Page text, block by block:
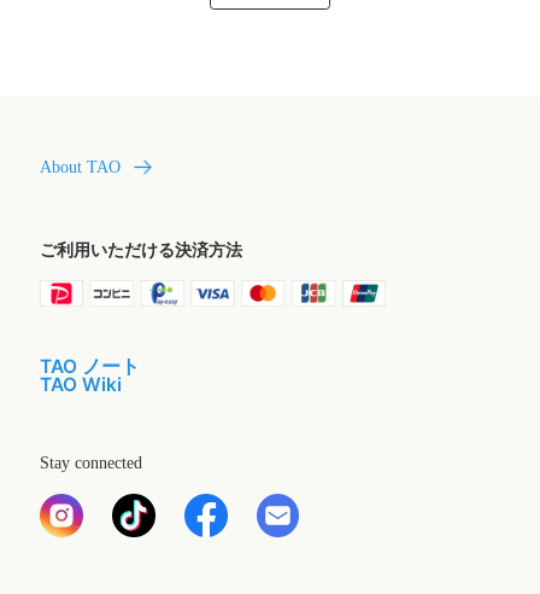
About TAO
ご利用いただける決済方法
TAO ノート
TAO Wiki
Stay connected